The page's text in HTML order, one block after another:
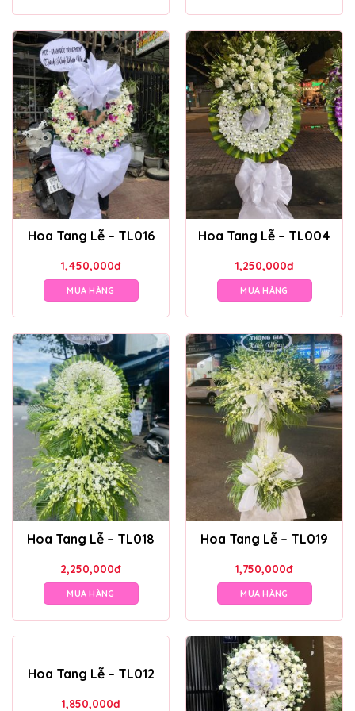
Hoa Tang Lễ – TL016
1,450,000đ
MUA HÀNG
Hoa Tang Lễ – TL004
1,250,000đ
MUA HÀNG
Hoa Tang Lễ – TL018
2,250,000đ
MUA HÀNG
Hoa Tang Lễ – TL019
1,750,000đ
MUA HÀNG
Hoa Tang Lễ – TL012
1,850,000đ